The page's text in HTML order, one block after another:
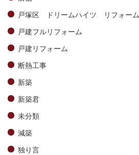
戸塚区 ドリームハイツ リフォーム
戸建フルリフォーム
戸建リフォーム
断熱工事
新築
新築君
未分類
減築
独り言